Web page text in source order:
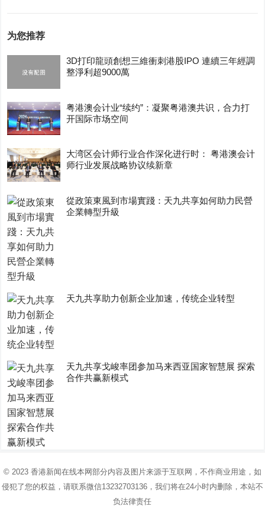
为您推荐
3D打印龍頭創想三維衝刺港股IPO 連續三年經調
整淨利超9000萬
粤港澳会计业“续约”：凝聚粤港澳共识，合力打
开国际市场空间
大湾区会计师行业合作深化进行时： 粤港澳会计
师行业发展战略协议续新章
從政策東風到市場實踐：天九共享如何助力民營
企業轉型升級
天九共享助力创新企业加速，传统企业转型
天九共享戈峻率团参加马来西亚国家智慧展 探索
合作共赢新模式
© 2023 香港新闻在线本网部分内容及图片来源于互联网，不作商业用途，如
侵犯了您的权益，请联系微信13232703136，我们将在24小时内删除，本站不
负法律责任